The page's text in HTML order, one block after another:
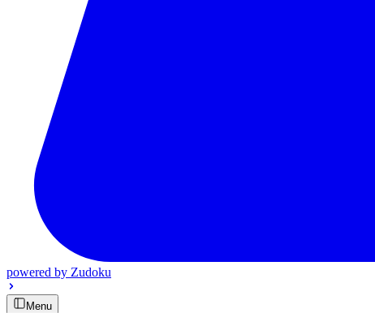
powered by Zudoku
Menu